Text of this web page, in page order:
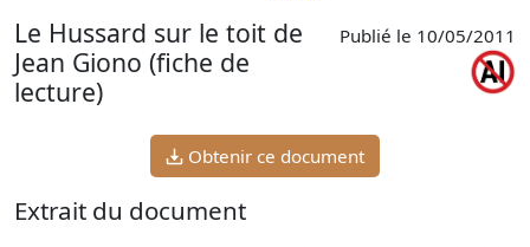
Le Hussard sur le toit de
Jean Giono (fiche de
lecture)
Publié le 10/05/2011
Obtenir ce document
Extrait du document